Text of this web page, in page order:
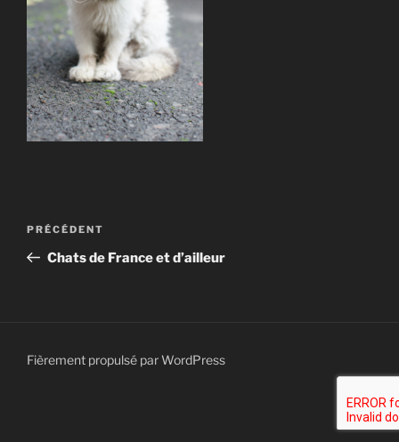
Navigation
l’article
Article
précédent
PRÉCÉDENT
Chats de France et d’ailleur
Fièrement propulsé par WordPress